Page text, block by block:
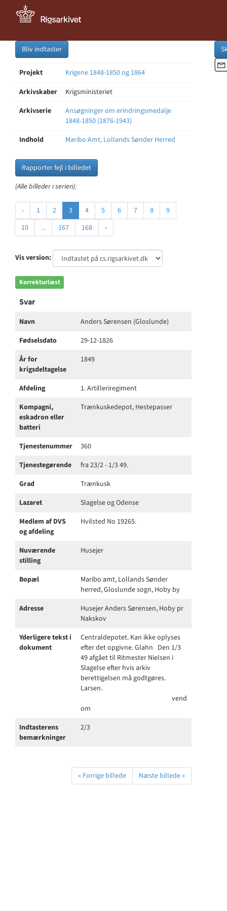
Bliv indtaster
Projekt
Krigene 1848-1850 og 1864
Arkivskaber
Krigsministeriet
Arkivserie
Ansøgninger om erindringsmedalje
1848-1850 (1876-1943)
Indhold
Maribo Amt, Lollands Sønder Herred
Rapporter fejl i billedet
(Alle billeder i serien):
‹ 1 2 3 4 5 6 7 8
9
10
... 167 168 ›
Vis version:
Korrekturlæst
Svar
Navn
Anders Sørensen (Gloslunde)
Fødselsdato
29-12-1826
År for
krigsdeltagelse
1849
Afdeling
1. Artilleriregiment
Kompagni,
eskadron eller
batteri
Trænkuskedepot, Hestepasser
Tjenestenummer
360
Tjenestegørende
fra 23/2 - 1/3 49.
Grad
Trænkusk
Lazaret
Slagelse og Odense
Medlem af DVS
og afdeling
Hvilsted No 19265.
Nuværende
stilling
Husejer
Bopæl
Maribo amt, Lollands Sønder
herred, Gloslunde sogn, Hoby by
Adresse
Husejer Anders Sørensen, Hoby pr
Nakskov
Yderligere tekst i
dokument
Centraldepotet. Kan ikke oplyses
efter det opgivne. Glahn Den 1/3
49 afgået til Ritmester Nielsen i
Slagelse efter hvis arkiv
berettigelsen må godtgøres.
Larsen.
vend
om
Indtasterens
bemærkninger
2/3
« Forrige billede Næste billede »